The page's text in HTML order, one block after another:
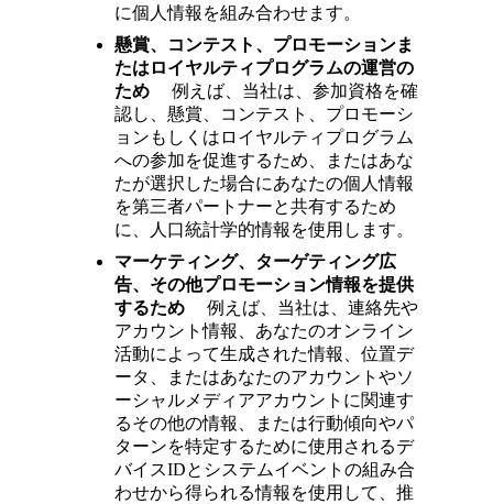
に個人情報を組み合わせます。
懸賞、コンテスト、プロモーションま
たはロイヤルティプログラムの運営の
ため 例えば、当社は、参加資格を確
認し、懸賞、コンテスト、プロモーシ
ョンもしくはロイヤルティプログラム
への参加を促進するため、またはあな
たが選択した場合にあなたの個人情報
を第三者パートナーと共有するため
に、人口統計学的情報を使用します。
マーケティング、ターゲティング広
告、その他プロモーション情報を提供
するため 例えば、当社は、連絡先や
アカウント情報、あなたのオンライン
活動によって生成された情報、位置デ
ータ、またはあなたのアカウントやソ
ーシャルメディアアカウントに関連す
るその他の情報、または行動傾向やパ
ターンを特定するために使用されるデ
バイスIDとシステムイベントの組み合
わせから得られる情報を使用して、推